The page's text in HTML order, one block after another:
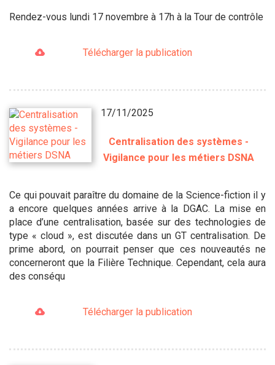
Rendez-vous lundi 17 novembre à 17h à la Tour de contrôle
Télécharger la publication
17/11/2025
Centralisation des systèmes -
Vigilance pour les métiers DSNA
Ce qui pouvait paraître du domaine de la Science-fiction il y
a encore quelques années arrive à la DGAC. La mise en
place d’une centralisation, basée sur des technologies de
type « cloud », est discutée dans un GT centralisation. De
prime abord, on pourrait penser que ces nouveautés ne
concerneront que la Filière Technique. Cependant, cela aura
des conséqu
Télécharger la publication